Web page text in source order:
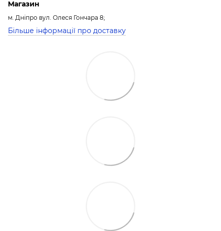
Магазин
м. Дніпро вул. Олеся Гончара 8;
Більше інформації про доставку